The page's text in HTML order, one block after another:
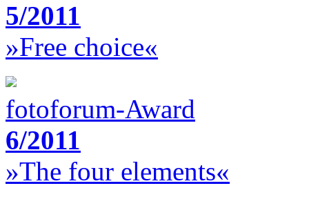
5/2011
»Free choice«
fotoforum-Award
6/2011
»The four elements«